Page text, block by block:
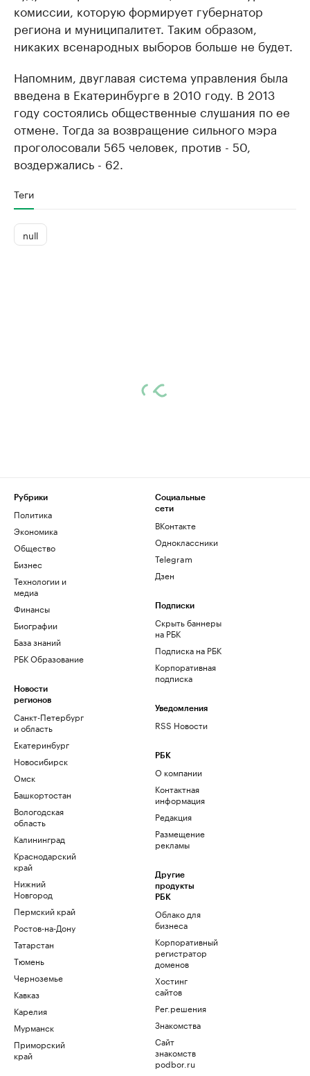
комиссии, которую формирует губернатор
региона и муниципалитет. Таким образом,
никаких всенародных выборов больше не будет.
Напомним, двуглавая система управления была
введена в Екатеринбурге в 2010 году. В 2013
году состоялись общественные слушания по ее
отмене. Тогда за возвращение сильного мэра
проголосовали 565 человек, против - 50,
воздержались - 62.
Теги
null
Рубрики
Политика
Экономика
Общество
Бизнес
Технологии и
медиа
Финансы
Биографии
База знаний
РБК Образование
Новости
регионов
Санкт-Петербург
и область
Екатеринбург
Новосибирск
Омск
Башкортостан
Вологодская
область
Калининград
Краснодарский
край
Нижний
Новгород
Пермский край
Ростов-на-Дону
Татарстан
Тюмень
Черноземье
Кавказ
Карелия
Мурманск
Приморский
край
Социальные
сети
ВКонтакте
Одноклассники
Telegram
Дзен
Подписки
Скрыть баннеры
на РБК
Подписка на РБК
Корпоративная
подписка
Уведомления
RSS Новости
РБК
О компании
Контактная
информация
Редакция
Размещение
рекламы
Другие
продукты
РБК
Облако для
бизнеса
Корпоративный
регистратор
доменов
Хостинг
сайтов
Рег.решения
Знакомства
Сайт
знакомств
podbor.ru